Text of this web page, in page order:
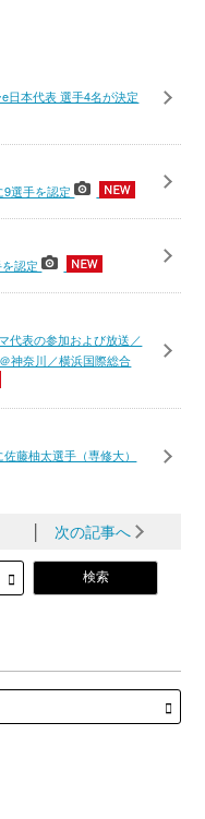
日本代表 選手4名が決定
9選手を認定
を認定
代表の参加および放送／
神奈川／横浜国際総合
藤柚太選手（専修大）
│ 次の記事へ